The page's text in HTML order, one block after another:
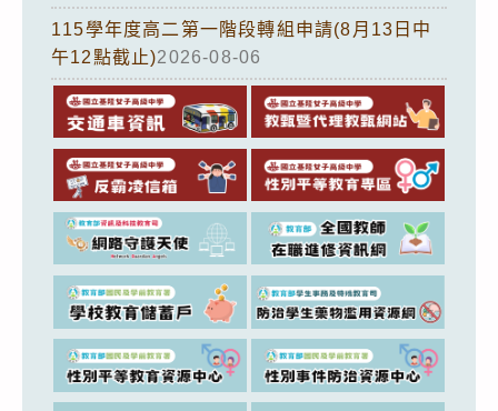
115學年度高二第一階段轉組申請(8月13日中
午12點截止)2026-08-06